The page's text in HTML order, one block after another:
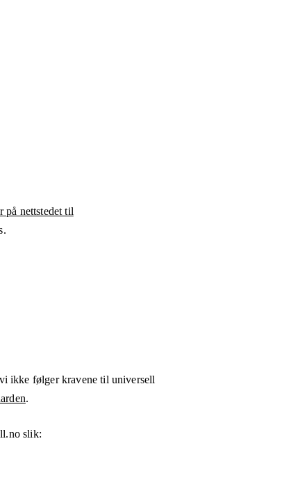
på nettstedet til
ikke følger kravene til universell
.
slik: